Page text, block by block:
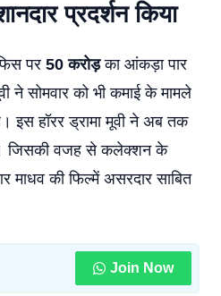
प्रदर्शन किया
पर 50 करोड़का आंकड़ा पार
ने सोमवार को भी कमाई के मामले
इस हॉरर ड्रामा मूवी ने अब तक
जिसकी वजह से कलेक्शन के
की फिल्में असरदार साबित
Join Now